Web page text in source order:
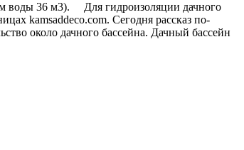
воды 36 м3). Для гидроизоляции дачного
kamsaddeco.com. Сегодня рассказ по-
около дачного бассейна. Дачный бассейн